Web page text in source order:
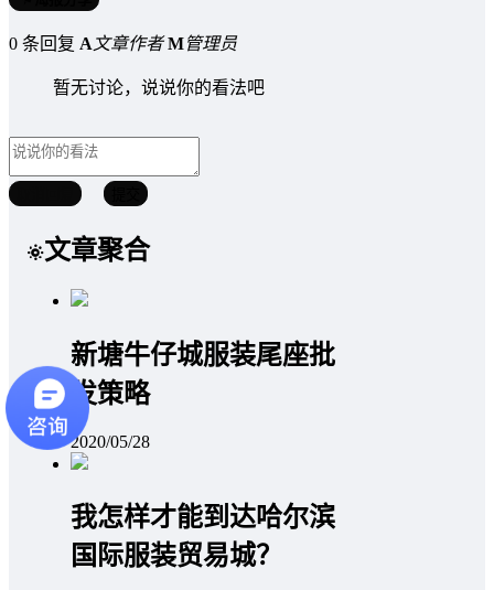
0 条回复 A 文章作者 M管理员
暂无讨论，说说你的看法吧
文章聚合
新塘牛仔城服装尾座批
发策略
2020/05/28
我怎样才能到达哈尔滨
国际服装贸易城？